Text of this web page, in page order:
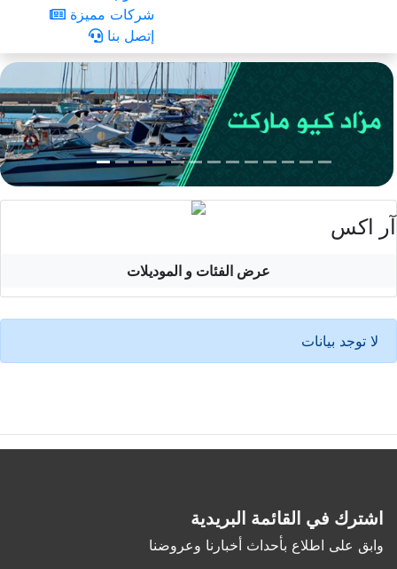
شركات مميزة
إتصل بنا
آر اكس
عرض الفئات و الموديلات
لا توجد بيانات
اشترك في القائمة البريدية
وابق على اطلاع بأحداث أخبارنا وعروضنا